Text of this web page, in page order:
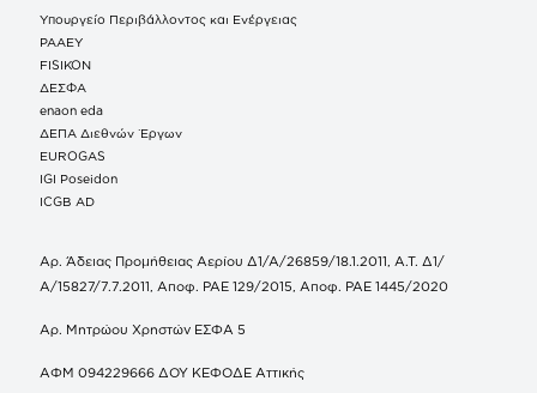
Υπουργείο Περιβάλλοντος και Ενέργειας
ΡΑΑΕΥ
FISIKON
ΔΕΣΦΑ
enaon eda
ΔΕΠΑ Διεθνών Έργων
EUROGAS
IGI Poseidon
ICGB AD
Αρ. Άδειας Προμήθειας Αερίου Δ1/Α/26859/18.1.2011, Α.Τ. Δ1/
Α/15827/7.7.2011, Αποφ. ΡΑΕ 129/2015, Αποφ. ΡΑΕ 1445/2020
Αρ. Μητρώου Χρηστών ΕΣΦΑ 5
ΑΦΜ 094229666 ΔΟΥ ΚΕΦΟΔΕ Αττικής